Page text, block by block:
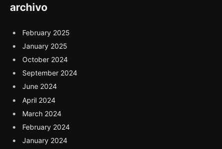
archivo
February 2025
January 2025
October 2024
September 2024
June 2024
April 2024
March 2024
February 2024
January 2024